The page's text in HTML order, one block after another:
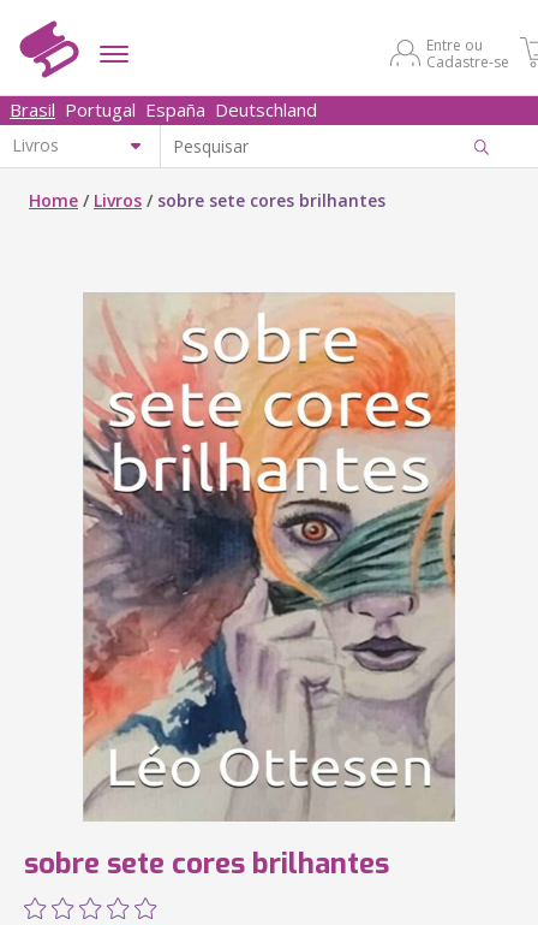
Entre ou
Cadastre-se
Brasil Portugal España Deutschland
Home / Livros / sobre sete cores brilhantes
sobre sete cores brilhantes